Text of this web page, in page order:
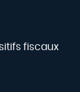
fiscaux